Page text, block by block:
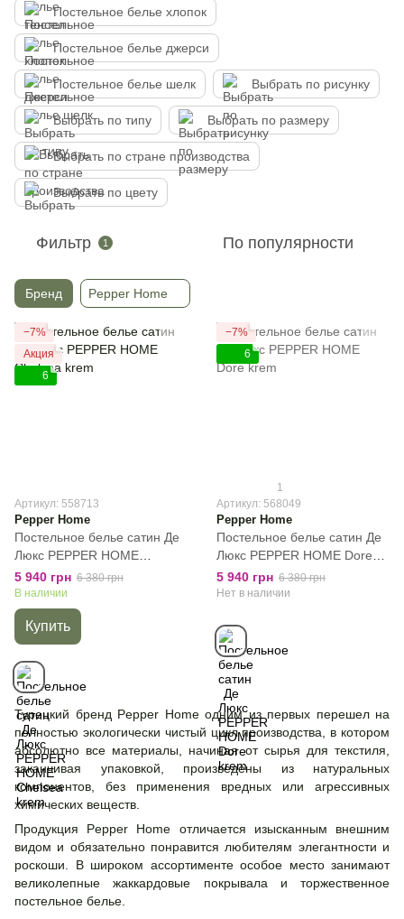
Постельное белье хлопок
Постельное белье джерси
Постельное белье шелк Выбрать по рисунку
Выбрать по типу Выбрать по размеру
Выбрать по стране производства
Выбрать по цвету
Фильтр 1 По популярности
Бренд Pepper Home
−7%
Акция
6
Артикул: 558713
Pepper Home
Постельное белье сатин Де
Люкс PEPPER HOME
Chelsea krem, Белый,
50х70см (4шт), Евро,
200х220 см, 240х260 см
5 940 грн 6 380 грн
В наличии
Купить
−7%
6
1
Артикул: 568049
Pepper Home
Постельное белье сатин Де
Люкс PEPPER HOME Dore
krem, Белый, 50х70см (4шт),
Евро, 200х220 см, 240х260
5 940 грн 6 380 грн
Нет в наличии
Турецкий бренд Pepper Home одним из первых перешел на
полностью экологически чистый цикл производства, в котором
абсолютно все материалы, начиная от сырья для текстиля,
заканчивая упаковкой, произведены из натуральных
компонентов, без применения вредных или агрессивных
химических веществ.
Продукция Pepper Home отличается изысканным внешним
видом и обязательно понравится любителям элегантности и
роскоши. В широком ассортименте особое место занимают
великолепные жаккардовые покрывала и торжественное
постельное белье.